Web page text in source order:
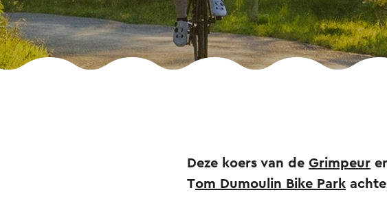
Deze koers van de Grimpeur
Tom Dumoulin Bike Park